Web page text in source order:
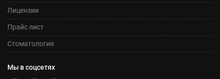
Лицензии
Прайс лист
Стоматология
Мы в соцсетях